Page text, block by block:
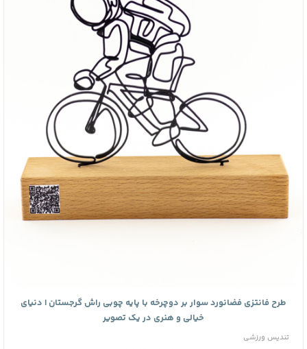
طرح فانتزی فضانورد سوار بر دوچرخه با پایه چوبی راش گرجستان | دنیای
خیالی و هنری در یک تصویر
تندیس ورزشی